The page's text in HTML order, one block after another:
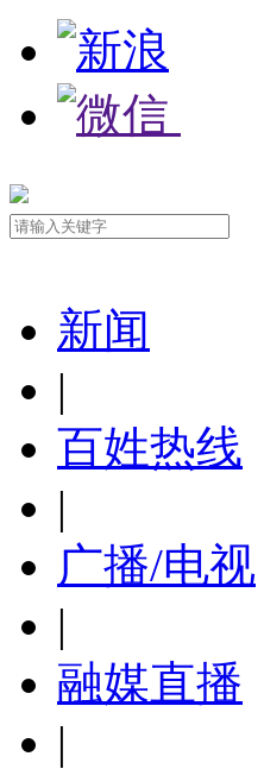
新闻
|
百姓热线
|
广播/电视
|
融媒直播
|